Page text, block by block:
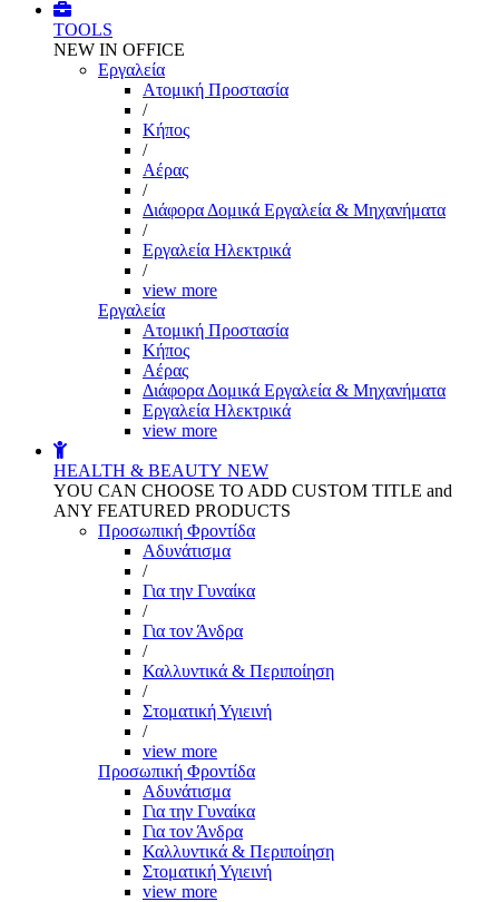
TOOLS
NEW IN OFFICE
Εργαλεία
Aτομική Προστασία
/
Kήπος
/
Αέρας
/
Διάφορα Δομικά Εργαλεία & Μηχανήματα
/
Εργαλεία Ηλεκτρικά
/
view more
Εργαλεία
Aτομική Προστασία
Kήπος
Αέρας
Διάφορα Δομικά Εργαλεία & Μηχανήματα
Εργαλεία Ηλεκτρικά
view more
HEALTH & BEAUTY NEW
YOU CAN CHOOSE TO ADD CUSTOM TITLE and
ANY FEATURED PRODUCTS
Προσωπική Φροντίδα
Αδυνάτισμα
/
Για την Γυναίκα
/
Για τον Άνδρα
/
Καλλυντικά & Περιποίηση
/
Στοματική Υγιεινή
/
view more
Προσωπική Φροντίδα
Αδυνάτισμα
Για την Γυναίκα
Για τον Άνδρα
Καλλυντικά & Περιποίηση
Στοματική Υγιεινή
view more